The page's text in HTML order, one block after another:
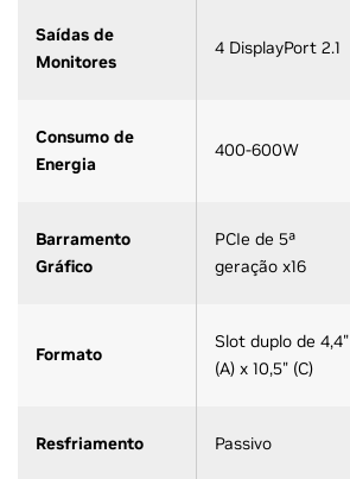
Saídas de
Monitores
4 DisplayPort 2.1
Consumo de
Energia
400-600W
Barramento
Gráfico
PCIe de 5ª
geração x16
Formato
Slot duplo de 4,4"
(A) x 10,5" (C)
Resfriamento Passivo